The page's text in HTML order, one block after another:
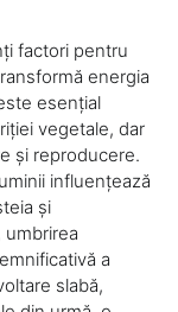
factori pentru
energia
esențial
vegetale, dar
și reproducere.
influențează
și
a
slabă,